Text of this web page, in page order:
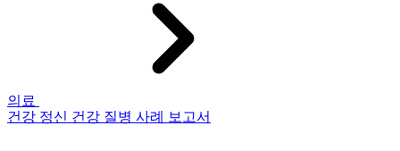
의료
건강 정신 건강 질병 사례 보고서